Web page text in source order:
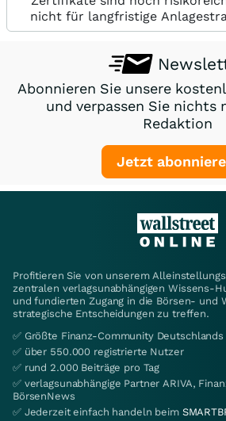
nicht für langfristige
Abonnieren Sie unsere
und verpassen Sie nichts
Redaktion
Jetzt
Profitieren Sie von unserem
zentralen verlagsunabhängigen Wissens-
und fundierten Zugang in die Börsen- und
strategische Entscheidungen zu treffen.
✅ Größte Finanz-Community Deutschlands
✅ über 550.000 registrierte Nutzer
✅ rund 2.000 Beiträge pro Tag
✅ verlagsunabhängige Partner ARIVA,
BörsenNews
✅ Jederzeit einfach handeln beim